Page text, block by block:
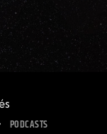
PODCASTS